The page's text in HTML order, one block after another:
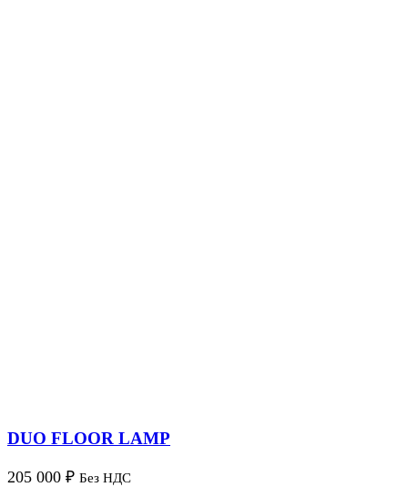
DUO FLOOR LAMP
205 000 ₽ Без НДС